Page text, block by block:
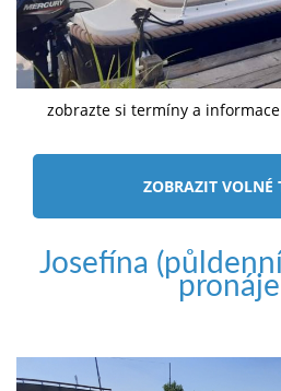
zobrazte si termíny a
ZOBRAZIT VOLNÉ
Josefína